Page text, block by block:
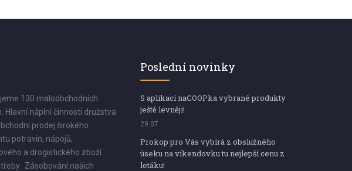
130 maloobchodních
Hlavní náplní činnosti družstva
prodej širokého
potravin, nápojů,
a drogistického zboží
Zásobování našich
Poslední novinky
S aplikací naCOOPka vybrané produkty
ještě levněji!
29.07
Prokop pro Vás vybírá z obslužného
úseku na víkendovku tu nejlepší cenu z
letáku!